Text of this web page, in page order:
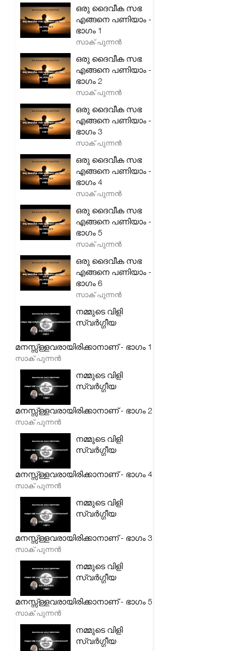
ഒരു ദൈവീക സഭ
എങ്ങനെ പണിയാം -
ഭാഗം 1
സാക് പുന്നൻ
ഒരു ദൈവീക സഭ
എങ്ങനെ പണിയാം -
ഭാഗം 2
സാക് പുന്നൻ
ഒരു ദൈവീക സഭ
എങ്ങനെ പണിയാം -
ഭാഗം 3
സാക് പുന്നൻ
ഒരു ദൈവീക സഭ
എങ്ങനെ പണിയാം -
ഭാഗം 4
സാക് പുന്നൻ
ഒരു ദൈവീക സഭ
എങ്ങനെ പണിയാം -
ഭാഗം 5
സാക് പുന്നൻ
ഒരു ദൈവീക സഭ
എങ്ങനെ പണിയാം -
ഭാഗം 6
സാക് പുന്നൻ
നമ്മുടെ വിളി
സ്വർഗ്ഗീയ
മനസ്സ്ള്ളവരായിരിക്കാനാണ് - ഭാഗം 1
സാക് പുന്നൻ
നമ്മുടെ വിളി
സ്വർഗ്ഗീയ
മനസ്സ്ള്ളവരായിരിക്കാനാണ് - ഭാഗം 2
സാക് പുന്നൻ
നമ്മുടെ വിളി
സ്വർഗ്ഗീയ
മനസ്സ്ള്ളവരായിരിക്കാനാണ് - ഭാഗം 4
സാക് പുന്നൻ
നമ്മുടെ വിളി
സ്വർഗ്ഗീയ
മനസ്സ്ള്ളവരായിരിക്കാനാണ് - ഭാഗം 3
സാക് പുന്നൻ
നമ്മുടെ വിളി
സ്വർഗ്ഗീയ
മനസ്സ്ള്ളവരായിരിക്കാനാണ് - ഭാഗം 5
സാക് പുന്നൻ
നമ്മുടെ വിളി
സ്വർഗ്ഗീയ